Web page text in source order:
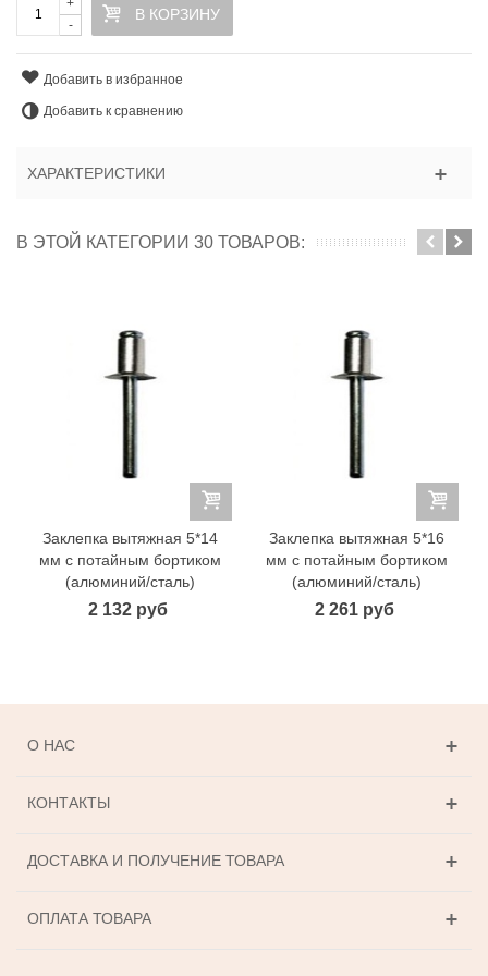
-
+
В КОРЗИНУ
Добавить в избранное
Добавить к сравнению
ХАРАКТЕРИСТИКИ
В ЭТОЙ КАТЕГОРИИ 30 ТОВАРОВ:
Заклепка вытяжная 5*14
мм с потайным бортиком
(алюминий/сталь)
2 132 руб
Заклепка вытяжная 5*16
мм с потайным бортиком
(алюминий/сталь)
2 261 руб
О НАС
КОНТАКТЫ
ДОСТАВКА И ПОЛУЧЕНИЕ ТОВАРА
ОПЛАТА ТОВАРА